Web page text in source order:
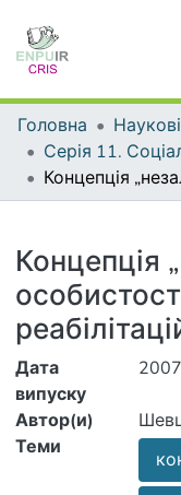
Головна
Концепція
Дата
випуску
2007
Автор(и)
Теми